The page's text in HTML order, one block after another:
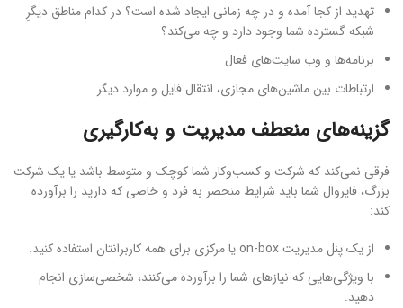
تهدید از کجا آمده و در چه زمانی ایجاد شده است؟ در کدام مناطق دیگرِ
شبکه گسترده شما وجود دارد و چه می‌کند؟
برنامه‌ها و وب سایت‌های فعال
ارتباطات بین ماشین‌های مجازی، انتقال فایل و موارد دیگر
گزینه‌های منعطف مدیریت و به‌کارگیری
فرقی نمی‌کند که شرکت و کسب‌وکار شما کوچک و متوسط باشد یا یک شرکت
بزرگ، فایروال شما باید شرایط منحصر به فرد و خاصی که دارید را برآورده
کند:
از یک پنل مدیریت on-box یا مرکزی برای همه کاربرانتان استفاده کنید.
با ویژگی‌هایی که نیازهای شما را برآورده می‌کنند، شخصی‌سازی انجام
دهید.